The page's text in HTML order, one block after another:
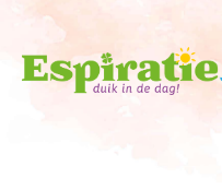
Doorgaan
inhoud